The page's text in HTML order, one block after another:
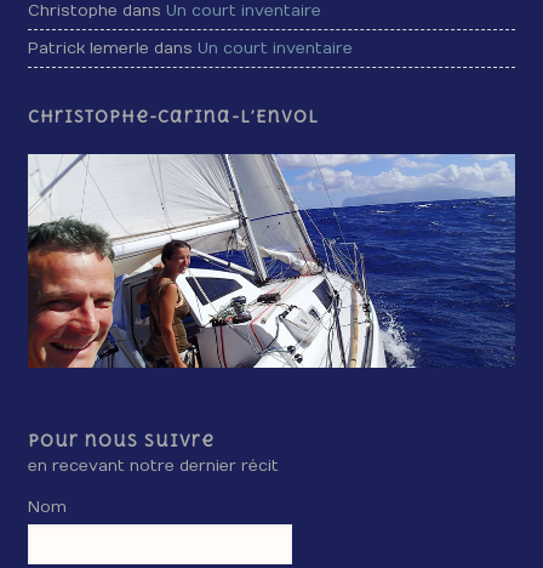
Christophe dans Un court inventaire
Patrick lemerle dans Un court inventaire
Christophe-Carina-L’Envol
Pour nous suivre
en recevant notre dernier récit
Nom